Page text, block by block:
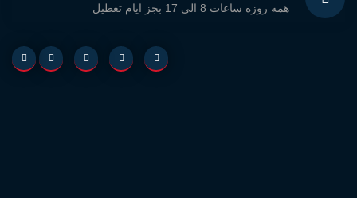
همه روزه ساعات 8 الی 17 بجز ایام تعطیل